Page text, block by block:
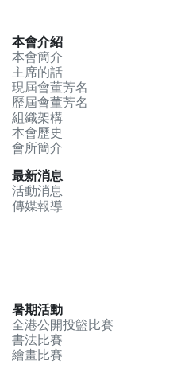
本會介紹
本會簡介
主席的話
現屆會董芳名
歷屆會董芳名
組織架構
本會歷史
會所簡介
最新消息
活動消息
傳媒報導
暑期活動
全港公開投籃比賽
書法比賽
繪畫比賽